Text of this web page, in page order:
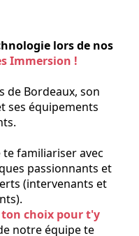
lors de nos
Immersion !
de Bordeaux, son
ses équipements
te familiariser avec
passionnants et
(intervenants et
ton choix pour t'y
notre équipe te